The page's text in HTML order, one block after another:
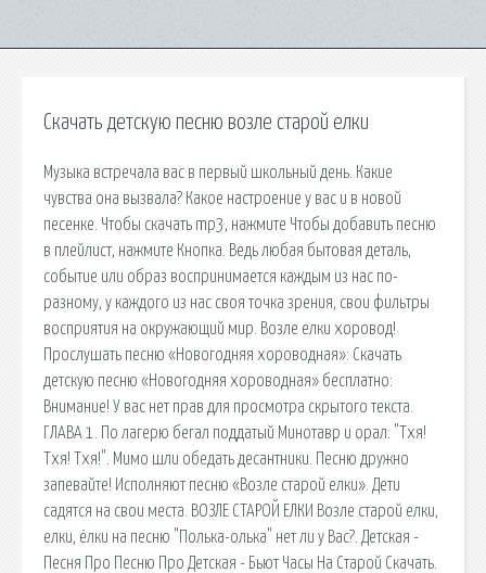
Скачать детскую песню возле старой елки
Музыка встречала вас в первый школьный день. Какие
чувства она вызвала? Какое настроение у вас и в новой
песенке. Чтобы скачать mp3, нажмите Чтобы добавить песню
в плейлист, нажмите Кнопка. Ведь любая бытовая деталь,
событие или образ воспринимается каждым из нас по-
разному, у каждого из нас своя точка зрения, свои фильтры
восприятия на окружающий мир. Возле елки хоровод!
Прослушать песню «Новогодняя хороводная»: Скачать
детскую песню «Новогодняя хороводная» бесплатно:
Внимание! У вас нет прав для просмотра скрытого текста.
ГЛАВА 1. По лагерю бегал поддатый Минотавр и орал: "Тхя!
Тхя! Тхя!". Мимо шли обедать десантники. Песню дружно
запевайте! Исполняют песню «Возле старой елки». Дети
садятся на свои места. ВОЗЛЕ СТАРОЙ ЕЛКИ Возле старой елки,
елки, ёлки на песню "Полька-олька" нет ли у Вас?. Детская -
Песня Про Песню Про Детская - Бьют Часы На Старой Скачать.